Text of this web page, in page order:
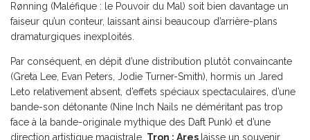
Rønning (Maléfique : le Pouvoir du Mal) soit bien davantage un
faiseur qu’un conteur, laissant ainsi beaucoup d’arrière-plans
dramaturgiques inexploités.
Par conséquent, en dépit d’une distribution plutôt convaincante
(Greta Lee, Evan Peters, Jodie Turner-Smith), hormis un Jared
Leto relativement absent, d’effets spéciaux spectaculaires, d’une
bande-son détonante (Nine Inch Nails ne déméritant pas trop
face à la bande-originale mythique des Daft Punk) et d’une
direction artistique magistrale, Tron : Ares laisse un souvenir